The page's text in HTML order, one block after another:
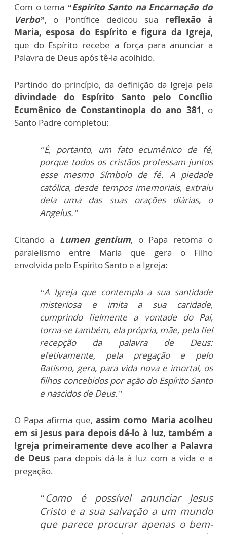
Com o tema “Espírito Santo na Encarnação do
Verbo”, o Pontífice dedicou sua reflexão à
Maria, esposa do Espírito e figura da Igreja,
que do Espírito recebe a força para anunciar a
Palavra de Deus após tê-la acolhido.
Partindo do princípio, da definição da Igreja pela
divindade do Espírito Santo pelo Concílio
Ecumênico de Constantinopla do ano 381, o
Santo Padre completou:
“É, portanto, um fato ecumênico de fé,
porque todos os cristãos professam juntos
esse mesmo Símbolo de fé. A piedade
católica, desde tempos imemoriais, extraiu
dela uma das suas orações diárias, o
Angelus.”
Citando a Lumen gentium, o Papa retoma o
paralelismo entre Maria que gera o Filho
envolvida pelo Espírito Santo e a Igreja:
“A Igreja que contempla a sua santidade
misteriosa e imita a sua caridade,
cumprindo fielmente a vontade do Pai,
torna-se também, ela própria, mãe, pela fiel
recepção da palavra de Deus:
efetivamente, pela pregação e pelo
Batismo, gera, para vida nova e imortal, os
filhos concebidos por ação do Espírito Santo
e nascidos de Deus.”
O Papa afirma que, assim como Maria acolheu
em si Jesus para depois dá-lo à luz, também a
Igreja primeiramente deve acolher a Palavra
de Deus para depois dá-la à luz com a vida e a
pregação.
“Como é possível anunciar Jesus
Cristo e a sua salvação a um mundo
que parece procurar apenas o bem-